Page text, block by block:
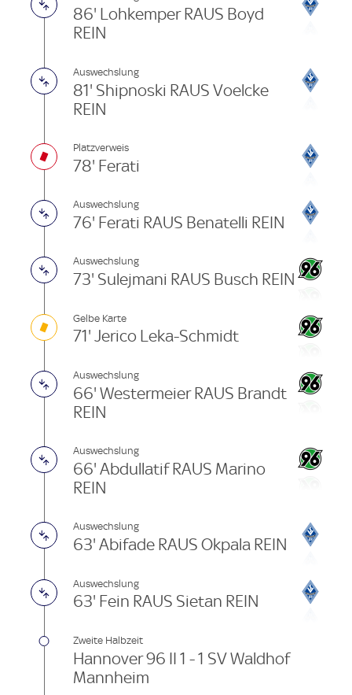
86' Lohkemper RAUS Boyd
REIN
Auswechslung
81' Shipnoski RAUS Voelcke
REIN
Platzverweis
78' Ferati
Auswechslung
76' Ferati RAUS Benatelli REIN
Auswechslung
73' Sulejmani RAUS Busch REIN
Gelbe Karte
71' Jerico Leka-Schmidt
Auswechslung
66' Westermeier RAUS Brandt
REIN
Auswechslung
66' Abdullatif RAUS Marino
REIN
Auswechslung
63' Abifade RAUS Okpala REIN
Auswechslung
63' Fein RAUS Sietan REIN
Zweite Halbzeit
Hannover 96 II 1 - 1 SV Waldhof
Mannheim